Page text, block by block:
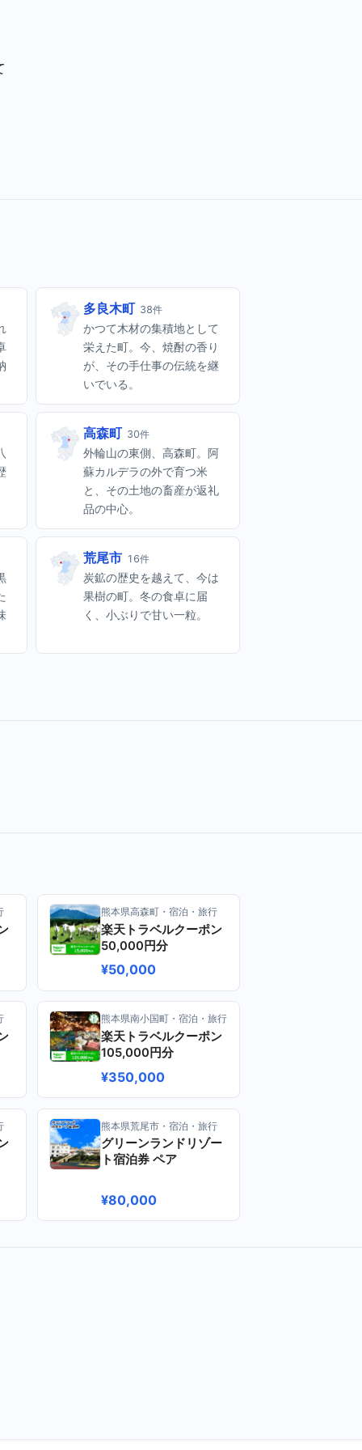
多良木町 38件
かつて木材の集積地として
栄えた町。今、焼酎の香り
が、その手仕事の伝統を継
いでいる。
高森町 30件
外輪山の東側、高森町。阿
蘇カルデラの外で育つ米
と、その土地の畜産が返礼
品の中心。
荒尾市 16件
炭鉱の歴史を越えて、今は
果樹の町。冬の食卓に届
く、小ぶりで甘い一粒。
熊本県高森町・宿泊・旅行
楽天トラベルクーポン
50,000円分
¥50,000
熊本県南小国町・宿泊・旅行
楽天トラベルクーポン
105,000円分
¥350,000
熊本県荒尾市・宿泊・旅行
グリーンランドリゾー
ト宿泊券 ペア
¥80,000